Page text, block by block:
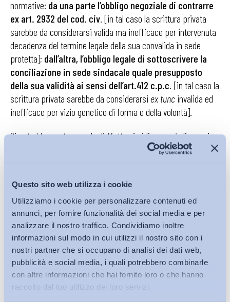
Questo sito web utilizza i cookie
Utilizziamo i cookie per personalizzare contenuti ed
annunci, per fornire funzionalità dei social media e per
analizzare il nostro traffico. Condividiamo inoltre
informazioni sul modo in cui utilizzi il nostro sito con i
nostri partner che si occupano di analisi dei dati web,
pubblicità e social media, i quali potrebbero combinarle
con altre informazioni che hai fornito loro o che hanno
raccolto dal tuo utilizzo dei loro servizi.
normative: da una parte l’obbligo negoziale di contrarre
ex art. 2932 del cod. civ. [in tal caso la scrittura privata
sarebbe da considerarsi valida ma inefficace per intervenuta
decadenza del termine legale della sua convalida in sede
protetta]; dall’altra, l’obbligo legale di sottoscrivere la
conciliazione in sede sindacale quale presupposto
della sua validità ai sensi dell’art.412 c.p.c. [in tal caso la
scrittura privata sarebbe da considerarsi ex tunc invalida ed
inefficace per vizio genetico di forma e della volontà].
Si potrebbe sostenere che l’effetto giuridico non è diverso in
entrambi i casi, ma anche su questo esistono diverse
lavoratore stesso avesse già accettato una nuova offerta di
lavoro al ribasso, si porrebbe un problema di responsabilità
contrattuale per violazione del principio di buona fede
contrattuale e di tutela dell’affidamento.
In questo ampio contesto si collocala sentenza n. 5678
del 24 settembre 2025 con cui la Corte di Appello di
Milano ha stabilito che le conciliazioni sindacali